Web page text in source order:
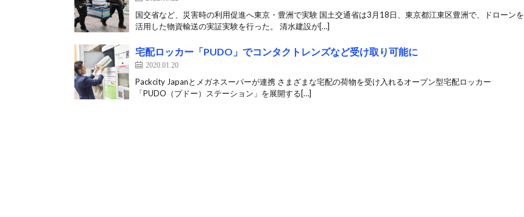
国交省など、災害時の利用促進へ東京・豊洲で実験 国土交通省は3月18日、東京都江東区豊洲で、ドローンを
活用した物資輸送の実証実験を行った。 清水建設が[…]
宅配ロッカー「PUDO」でコンタクトレンズなど受け取り可能に
2020.01.20
Packcity Japanとメガネスーパーが連携 さまざまな宅配の荷物を受け入れるオープン型宅配ロッカー
「PUDO（プドー）ステーション」を展開する[…]